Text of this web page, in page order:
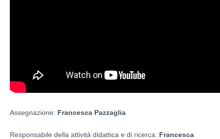
Assegnazione: Francesca Pazzaglia
Responsabile della attività didattica e di ricerca: Francesca